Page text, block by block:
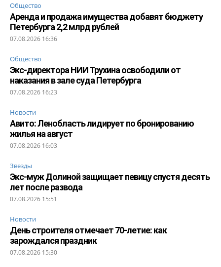
Общество
Аренда и продажа имущества добавят бюджету
Петербурга 2,2 млрд рублей
07.08.2026 16:36
Общество
Экс-директора НИИ Трухина освободили от
наказания в зале суда Петербурга
07.08.2026 16:23
Новости
Авито: Ленобласть лидирует по бронированию
жилья на август
07.08.2026 16:03
Звезды
Экс-муж Долиной защищает певицу спустя десять
лет после развода
07.08.2026 15:51
Новости
День строителя отмечает 70-летие: как
зарождался праздник
07.08.2026 15:30